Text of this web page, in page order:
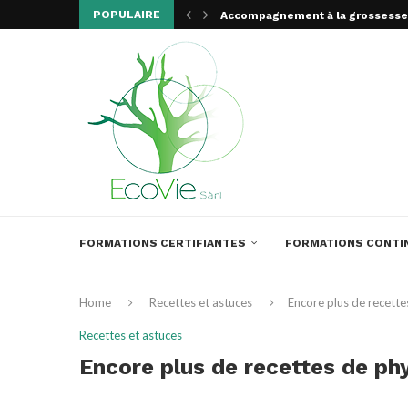
POPULAIRE Accompagnement à la
FORMATIONS CERTIFIANTES FORMATIONS
Home Recettes et astuces Encore plus de
Recettes et astuces
Encore plus de recettes de